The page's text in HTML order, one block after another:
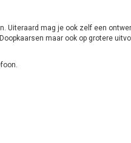
Uiteraard mag je ook zelf een
maar ook op grotere